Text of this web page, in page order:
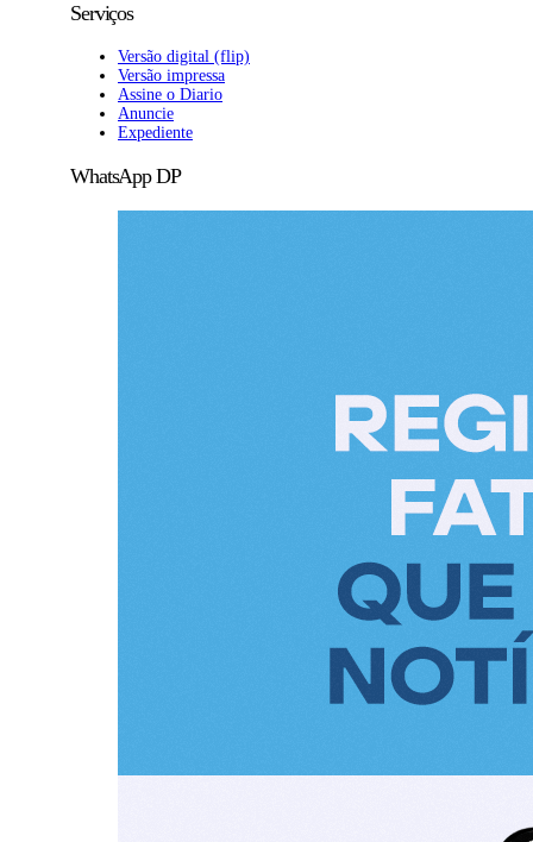
Serviços
Versão digital (flip)
Versão impressa
Assine o Diario
Anuncie
Expediente
WhatsApp DP